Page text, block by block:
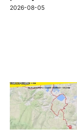
2026-08-05